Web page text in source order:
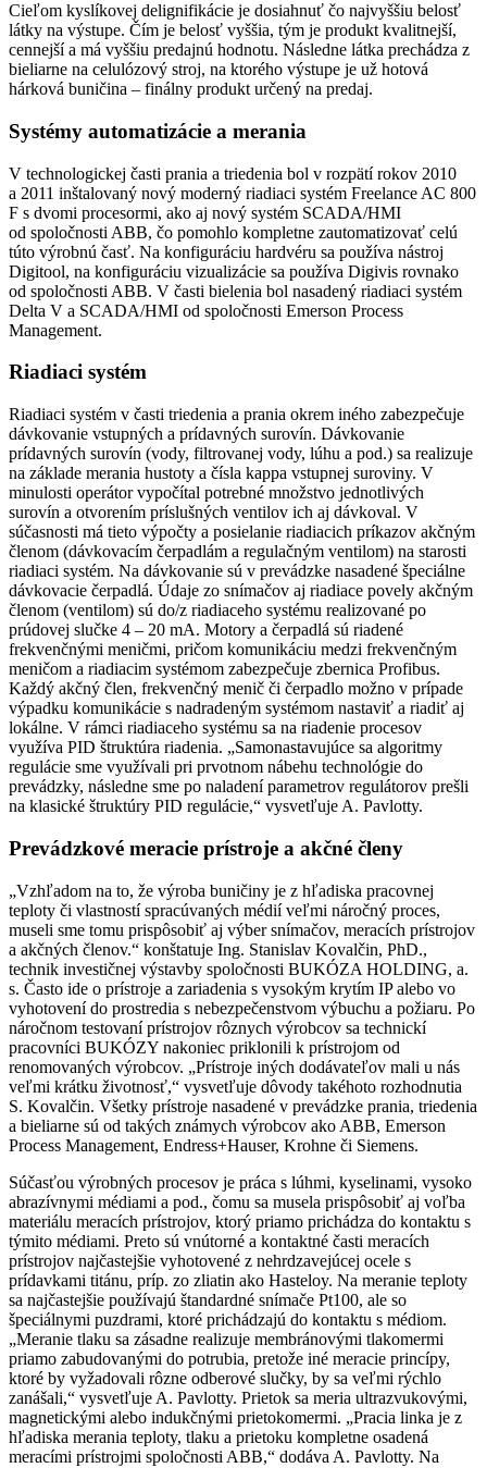
Cieľom kyslíkovej delignifikácie je dosiahnuť čo najvyššiu belosť
látky na výstupe. Čím je belosť vyššia, tým je produkt kvalitnejší,
cennejší a má vyššiu predajnú hodnotu. Následne látka prechádza z
bieliarne na celulózový stroj, na ktorého výstupe je už hotová
hárková buničina – finálny produkt určený na predaj.
Systémy automatizácie a merania
V technologickej časti prania a triedenia bol v rozpätí rokov 2010
a 2011 inštalovaný nový moderný riadiaci systém Freelance AC 800
F s dvomi procesormi, ako aj nový systém SCADA/HMI
od spoločnosti ABB, čo pomohlo kompletne zautomatizovať celú
túto výrobnú časť. Na konfiguráciu hardvéru sa používa nástroj
Digitool, na konfiguráciu vizualizácie sa používa Digivis rovnako
od spoločnosti ABB. V časti bielenia bol nasadený riadiaci systém
Delta V a SCADA/HMI od spoločnosti Emerson Process
Management.
Riadiaci systém
Riadiaci systém v časti triedenia a prania okrem iného zabezpečuje
dávkovanie vstupných a prídavných surovín. Dávkovanie
prídavných surovín (vody, filtrovanej vody, lúhu a pod.) sa realizuje
na základe merania hustoty a čísla kappa vstupnej suroviny. V
minulosti operátor vypočítal potrebné množstvo jednotlivých
surovín a otvorením príslušných ventilov ich aj dávkoval. V
súčasnosti má tieto výpočty a posielanie riadiacich príkazov akčným
členom (dávkovacím čerpadlám a regulačným ventilom) na starosti
riadiaci systém. Na dávkovanie sú v prevádzke nasadené špeciálne
dávkovacie čerpadlá. Údaje zo snímačov aj riadiace povely akčným
členom (ventilom) sú do/z riadiaceho systému realizované po
prúdovej slučke 4 – 20 mA. Motory a čerpadlá sú riadené
frekvenčnými meničmi, pričom komunikáciu medzi frekvenčným
meničom a riadiacim systémom zabezpečuje zbernica Profibus.
Každý akčný člen, frekvenčný menič či čerpadlo možno v prípade
výpadku komunikácie s nadradeným systémom nastaviť a riadiť aj
lokálne. V rámci riadiaceho systému sa na riadenie procesov
využíva PID štruktúra riadenia. „Samonastavujúce sa algoritmy
regulácie sme využívali pri prvotnom nábehu technológie do
prevádzky, následne sme po naladení parametrov regulátorov prešli
na klasické štruktúry PID regulácie,“ vysvetľuje A. Pavlotty.
Prevádzkové meracie prístroje a akčné členy
„Vzhľadom na to, že výroba buničiny je z hľadiska pracovnej
teploty či vlastností spracúvaných médií veľmi náročný proces,
museli sme tomu prispôsobiť aj výber snímačov, meracích prístrojov
a akčných členov.“ konštatuje Ing. Stanislav Kovalčin, PhD.,
technik investičnej výstavby spoločnosti BUKÓZA HOLDING, a.
s. Často ide o prístroje a zariadenia s vysokým krytím IP alebo vo
vyhotovení do prostredia s nebezpečenstvom výbuchu a požiaru. Po
náročnom testovaní prístrojov rôznych výrobcov sa technickí
pracovníci BUKÓZY nakoniec priklonili k prístrojom od
renomovaných výrobcov. „Prístroje iných dodávateľov mali u nás
veľmi krátku životnosť,“ vysvetľuje dôvody takéhoto rozhodnutia
S. Kovalčin. Všetky prístroje nasadené v prevádzke prania, triedenia
a bieliarne sú od takých známych výrobcov ako ABB, Emerson
Process Management, Endress+Hauser, Krohne či Siemens.
Súčasťou výrobných procesov je práca s lúhmi, kyselinami, vysoko
abrazívnymi médiami a pod., čomu sa musela prispôsobiť aj voľba
materiálu meracích prístrojov, ktorý priamo prichádza do kontaktu s
týmito médiami. Preto sú vnútorné a kontaktné časti meracích
prístrojov najčastejšie vyhotovené z nehrdzavejúcej ocele s
prídavkami titánu, príp. zo zliatin ako Hasteloy. Na meranie teploty
sa najčastejšie používajú štandardné snímače Pt100, ale so
špeciálnymi puzdrami, ktoré prichádzajú do kontaktu s médiom.
„Meranie tlaku sa zásadne realizuje membránovými tlakomermi
priamo zabudovanými do potrubia, pretože iné meracie princípy,
ktoré by vyžadovali rôzne odberové slučky, by sa veľmi rýchlo
zanášali,“ vysvetľuje A. Pavlotty. Prietok sa meria ultrazvukovými,
magnetickými alebo indukčnými prietokomermi. „Pracia linka je z
hľadiska merania teploty, tlaku a prietoku kompletne osadená
meracími prístrojmi spoločnosti ABB,“ dodáva A. Pavlotty. Na